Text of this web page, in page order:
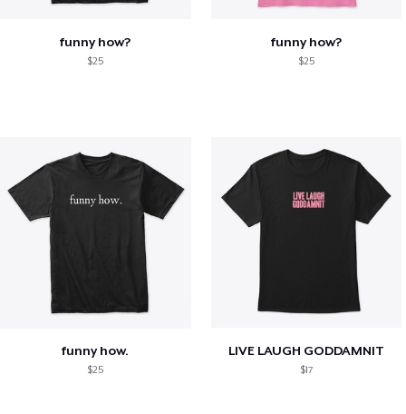
funny how?
$25
funny how?
$25
funny how.
$25
LIVE LAUGH GODDAMNIT
$17